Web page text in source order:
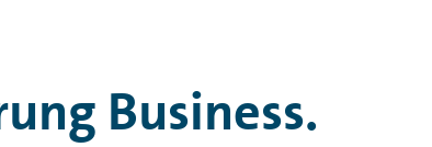
Business.